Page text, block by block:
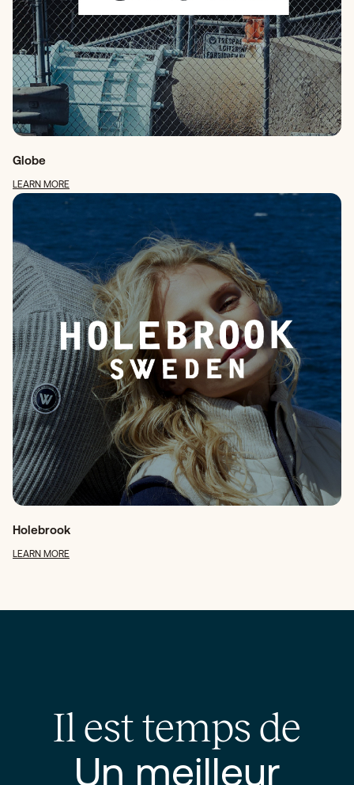
Globe
LEARN MORE
Holebrook
LEARN MORE
Il est temps de
Un meilleur